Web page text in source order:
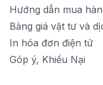
Hướng dẫn mua
Bảng giá vật tư và
In hóa đơn điện tử
Góp ý, Khiếu Nại